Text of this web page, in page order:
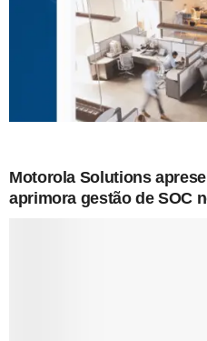
Motorola Solutions
aprimora gestão de SOC